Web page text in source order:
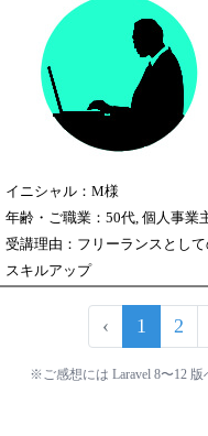
イニシャル：M様
年齢・ご職業：50代, 個人事業
受講理由：フリーランスとし
スキルアップ
‹ 1 2
※ご感想には Laravel 8〜12